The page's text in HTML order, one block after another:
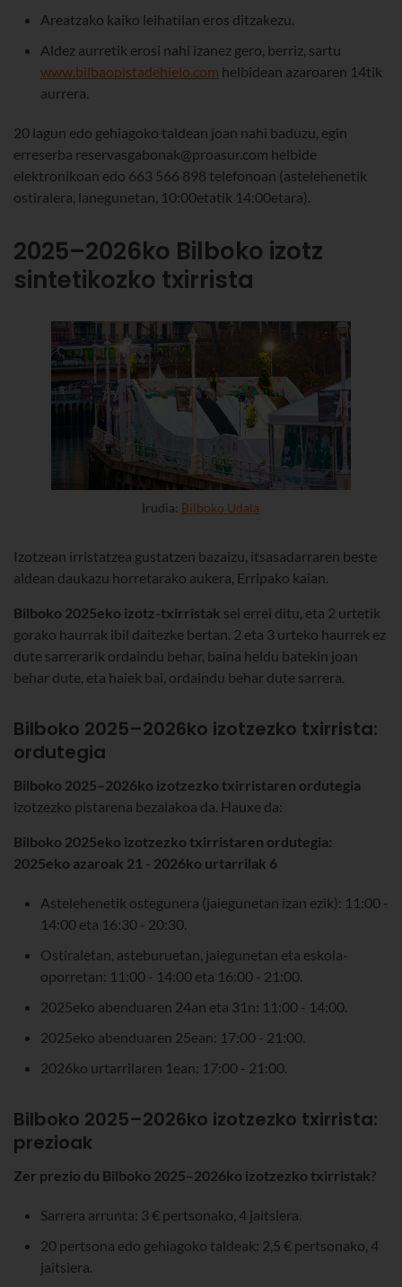
Areatzako kaiko leihatilan eros ditzakezu.
Aldez aurretik erosi nahi izanez gero, berriz, sartu
www.bilbaopistadehielo.com helbidean azaroaren 14tik
aurrera.
20 lagun edo gehiagoko taldean joan nahi baduzu, egin
erreserba reservasgabonak@proasur.com helbide
elektronikoan edo 663 566 898 telefonoan (astelehenetik
ostiralera, lanegunetan, 10:00etatik 14:00etara).
2025–2026ko Bilboko izotz
sintetikozko txirrista
Irudia: Bilboko Udala
Izotzean irristatzea gustatzen bazaizu, itsasadarraren beste
aldean daukazu horretarako aukera, Erripako kaian.
Bilboko 2025eko izotz-txirristak sei errei ditu, eta 2 urtetik
gorako haurrak ibil daitezke bertan. 2 eta 3 urteko haurrek ez
dute sarrerarik ordaindu behar, baina heldu batekin joan
behar dute, eta haiek bai, ordaindu behar dute sarrera.
Bilboko 2025–2026ko izotzezko txirrista:
ordutegia
Bilboko 2025–2026ko izotzezko txirristaren ordutegia
izotzezko pistarena bezalakoa da. Hauxe da:
Bilboko 2025eko izotzezko txirristaren ordutegia:
2025eko azaroak 21 - 2026ko urtarrilak 6
Astelehenetik ostegunera (jaiegunetan izan ezik): 11:00 -
14:00 eta 16:30 - 20:30.
Ostiraletan, asteburuetan, jaiegunetan eta eskola-
oporretan: 11:00 - 14:00 eta 16:00 - 21:00.
2025eko abenduaren 24an eta 31n: 11:00 - 14:00.
2025eko abenduaren 25ean: 17:00 - 21:00.
2026ko urtarrilaren 1ean: 17:00 - 21:00.
Bilboko 2025–2026ko izotzezko txirrista:
prezioak
Zer prezio du Bilboko 2025–2026ko izotzezko txirristak?
Sarrera arrunta: 3 € pertsonako, 4 jaitsiera.
20 pertsona edo gehiagoko taldeak: 2,5 € pertsonako, 4
jaitsiera.